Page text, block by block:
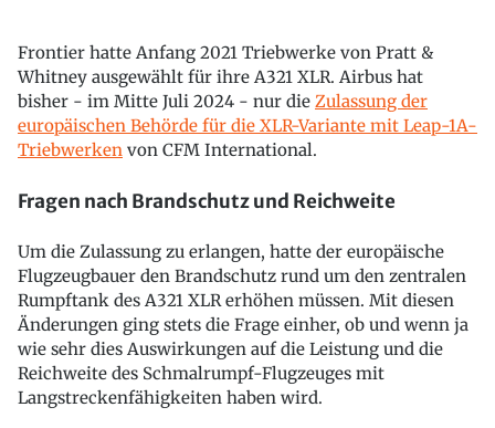
Frontier hatte Anfang 2021 Triebwerke von Pratt &
Whitney ausgewählt für ihre A321 XLR. Airbus hat
bisher - im Mitte Juli 2024 - nur die Zulassung der
europäischen Behörde für die XLR-Variante mit Leap-1A-
Triebwerken von CFM International.
Fragen nach Brandschutz und Reichweite
Um die Zulassung zu erlangen, hatte der europäische
Flugzeugbauer den Brandschutz rund um den zentralen
Rumpftank des A321 XLR erhöhen müssen. Mit diesen
Änderungen ging stets die Frage einher, ob und wenn ja
wie sehr dies Auswirkungen auf die Leistung und die
Reichweite des Schmalrumpf-Flugzeuges mit
Langstreckenfähigkeiten haben wird.